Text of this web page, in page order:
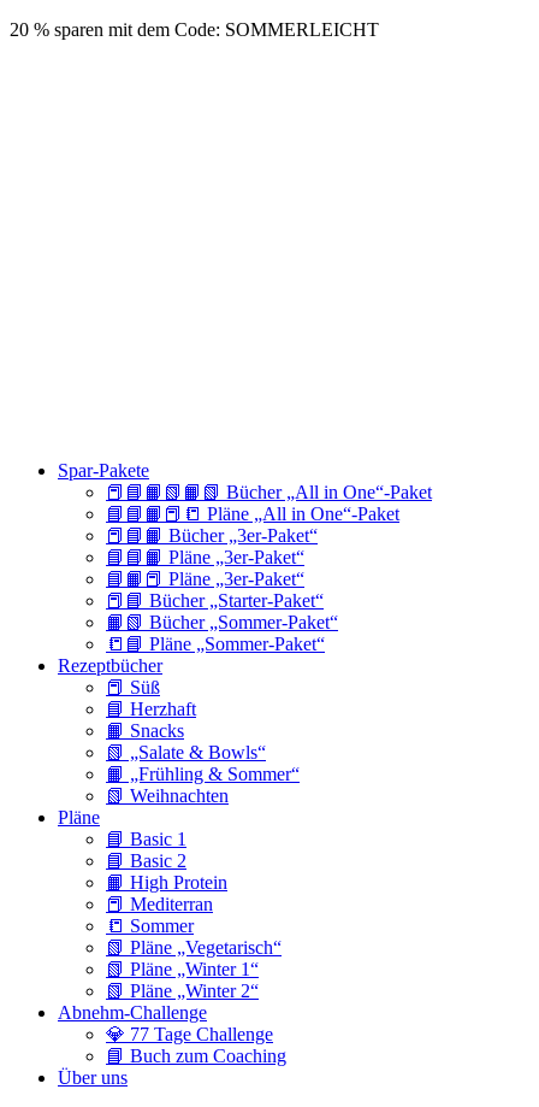
20 % sparen mit dem Code: SOMMERLEICHT
Spar-Pakete
📕📘📙📗📙📗 Bücher „All in One“-Paket
📘📘📙📕📒 Pläne „All in One“-Paket
📕📘📙 Bücher „3er-Paket“
📘📘📙 Pläne „3er-Paket“
📘📙📕 Pläne „3er-Paket“
📕📘 Bücher „Starter-Paket“
📙📗 Bücher „Sommer-Paket“
📒📘 Pläne „Sommer-Paket“
Rezeptbücher
📕 Süß
📘 Herzhaft
📙 Snacks
📗 „Salate & Bowls“
📙 „Frühling & Sommer“
📗 Weihnachten
Pläne
📘 Basic 1
📘 Basic 2
📙 High Protein
📕 Mediterran
📒 Sommer
📗 Pläne „Vegetarisch“
📗 Pläne „Winter 1“
📗 Pläne „Winter 2“
Abnehm-Challenge
💎 77 Tage Challenge
📘 Buch zum Coaching
Über uns